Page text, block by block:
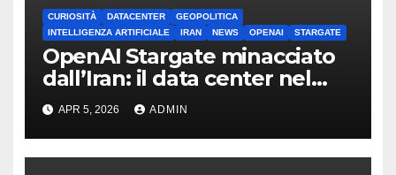
CURIOSITÀ DATACENTER
GEOPOLITICA
INTELLIGENZA ARTIFICIALE
IRAN NEWS OPENAI STARGATE
OpenAI Stargate minacciato
dall’Iran: il data center nel
mirino
APR 5, 2026 ADMIN